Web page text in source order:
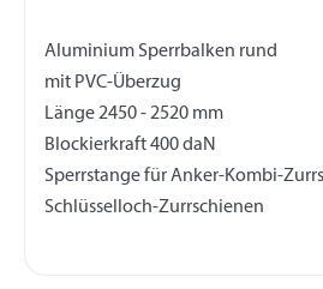
Aluminium Sperrbalken rund
mit PVC-Überzug
Länge 2450 - 2520 mm
Blockierkraft 400 daN
Sperrstange für Anker-Kombi-